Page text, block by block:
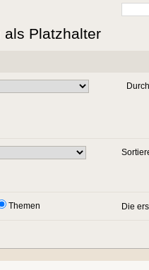
als Platzhalter
Themen Die